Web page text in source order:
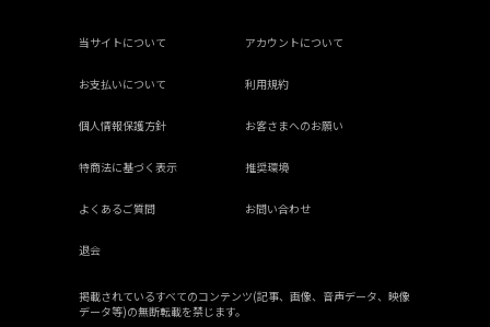
当サイトについて アカウントについて
お支払いについて 利用規約
個人情報保護方針 お客さまへのお願い
特商法に基づく表示 推奨環境
よくあるご質問 お問い合わせ
退会
掲載されているすべてのコンテンツ(記事、画像、音声データ、映像
データ等)の無断転載を禁じます。